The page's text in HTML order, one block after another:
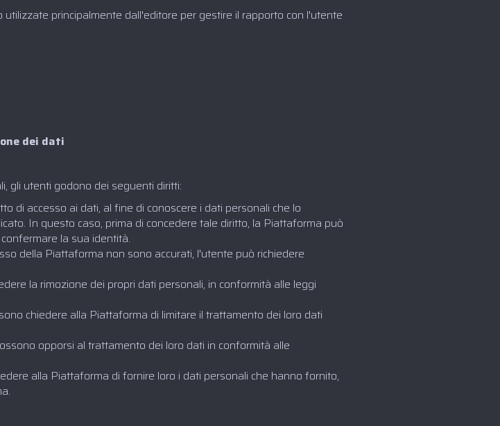
principalmente dall'editore per gestire il rapporto con l'utente
dei dati‍
gli utenti godono dei seguenti diritti:
di accesso ai dati, al fine di conoscere i dati personali che lo
In questo caso, prima di concedere tale diritto, la Piattaforma può
la sua identità.
della Piattaforma non sono accurati, l'utente può richiedere
la rimozione dei propri dati personali, in conformità alle leggi
chiedere alla Piattaforma di limitare il trattamento dei loro dati
opporsi al trattamento dei loro dati in conformità alle
alla Piattaforma di fornire loro i dati personali che hanno fornito,